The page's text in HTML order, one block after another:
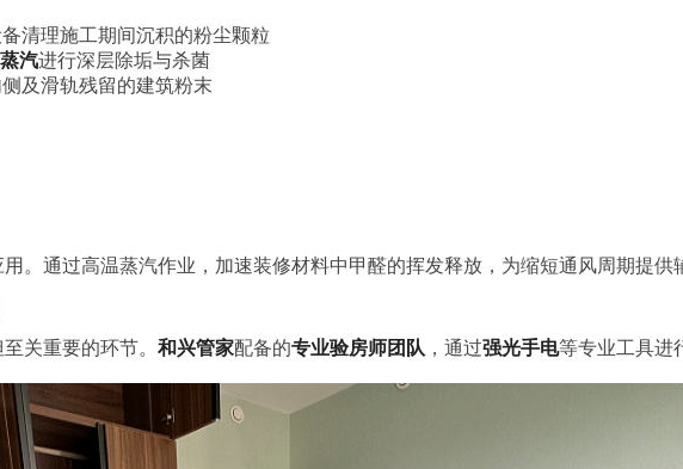
清理施工期间沉积的粉尘颗粒
汽进行深层除垢与杀菌
及滑轨残留的建筑粉末
用。通过高温蒸汽作业，加速装修材料中甲醛的挥发释放，为缩短通风周期提
关重要的环节。 和兴管家配备的专业验房师团队 ，通过强光手电等专业工具进